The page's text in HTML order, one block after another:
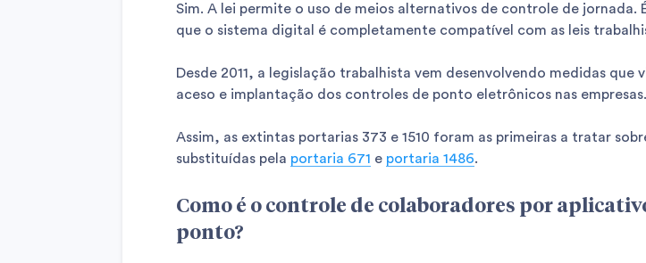
Sim. A lei permite o uso de meios alternativos de controle de jornada.
que o sistema digital é completamente compatível com as leis
Desde 2011, a legislação trabalhista vem desenvolvendo medidas que
aceso e implantação dos controles de ponto eletrônicos nas empresas.
Assim, as extintas portarias 373 e 1510 foram as primeiras a tratar
substituídas pela portaria 671 e portaria 1486.
Como é o controle de colaboradores por
ponto?